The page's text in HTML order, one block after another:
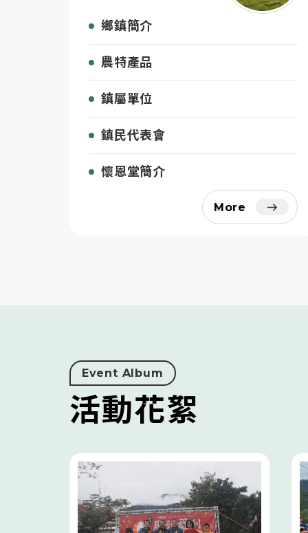
鄉鎮簡介
農特產品
鎮屬單位
鎮民代表會
懷恩堂簡介
More
Event Album
活動花絮